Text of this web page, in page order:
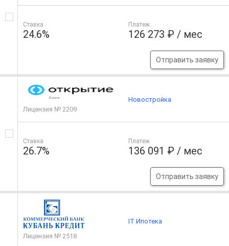
Ставка
24.6%
Платеж
126 273 ₽ / мес
Отправить заявку
Лицензия № 2209
Ставка
26.7%
Платеж
136 091 ₽ / мес
Отправить заявку
Новостройка
Лицензия № 2518
IT Ипотека